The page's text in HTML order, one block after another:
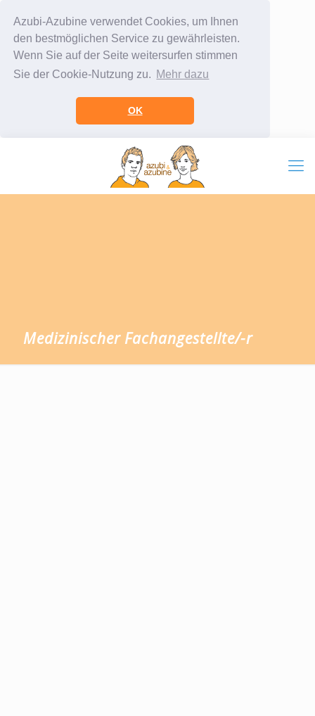
Azubi-Azubine verwendet Cookies, um Ihnen
den bestmöglichen Service zu gewährleisten.
Wenn Sie auf der Seite weitersurfen stimmen
Sie der Cookie-Nutzung zu. Mehr dazu
OK
Medizinischer Fachangestellte/-r